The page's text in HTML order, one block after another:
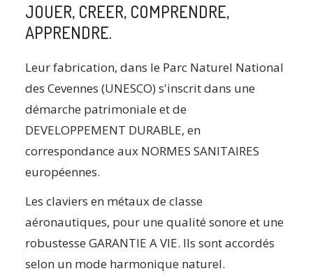
JOUER, CREER, COMPRENDRE,
APPRENDRE.
Leur fabrication, dans le Parc Naturel National
des Cevennes (UNESCO) s'inscrit dans une
démarche patrimoniale et de
DEVELOPPEMENT DURABLE, en
correspondance aux NORMES SANITAIRES
européennes.
Les claviers en métaux de classe
aéronautiques, pour une qualité sonore et une
robustesse GARANTIE A VIE. Ils sont accordés
selon un mode harmonique naturel.